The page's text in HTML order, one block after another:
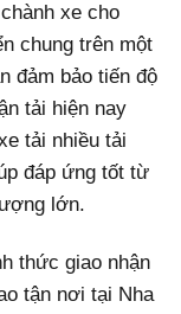
xe cho
chung trên một
đảm bảo tiến độ
tải hiện nay
tải nhiều tải
đáp ứng tốt từ
lớn.
thức giao nhận
tận nơi tại Nha